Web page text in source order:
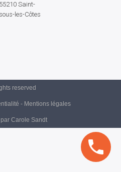
Saint-
les-Côtes
reserved
- Mentions légales
Carole Sandt